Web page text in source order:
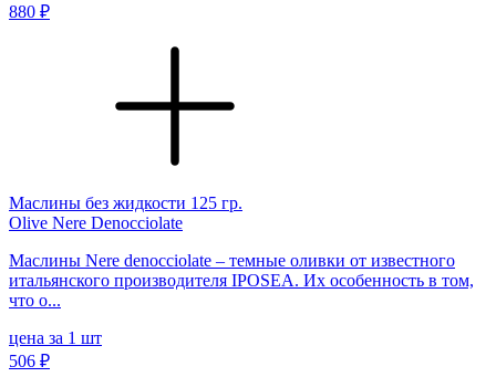
880 ₽
Маслины без жидкости 125 гр.
Olive Nere Denocciolate
Маслины Nere denocciolate – темные оливки от известного
итальянского производителя IPOSEA. Их особенность в том,
что о...
цена за 1 шт
506 ₽